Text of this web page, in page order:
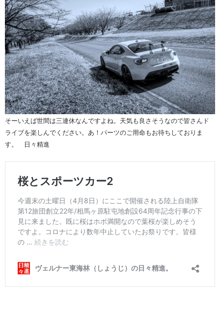
そーいえば世間は三連休なんですよね。天気も良さそうなので皆さんド
ライブを楽しんでください。あ！パーツのご用命もお待ちしておりま
す。 日々精進